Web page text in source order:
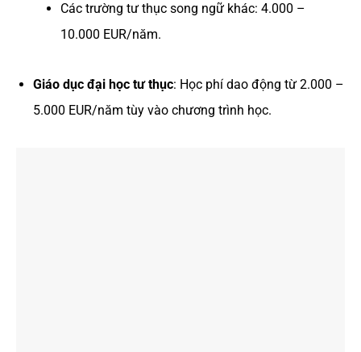
Các trường tư thục song ngữ khác: 4.000 –
10.000 EUR/năm.
Giáo dục đại học tư thục: Học phí dao động từ 2.000 –
5.000 EUR/năm tùy vào chương trình học.